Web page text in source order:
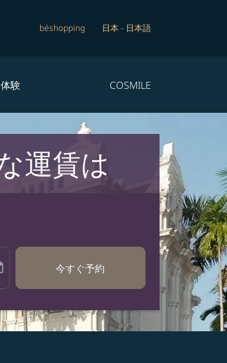
béshopping 日本- 日本語
験 COSMILE
運賃は
label 今すぐ予約